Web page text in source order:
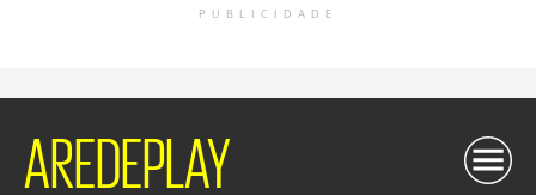
PUBLICIDADE
AREDEPLAY